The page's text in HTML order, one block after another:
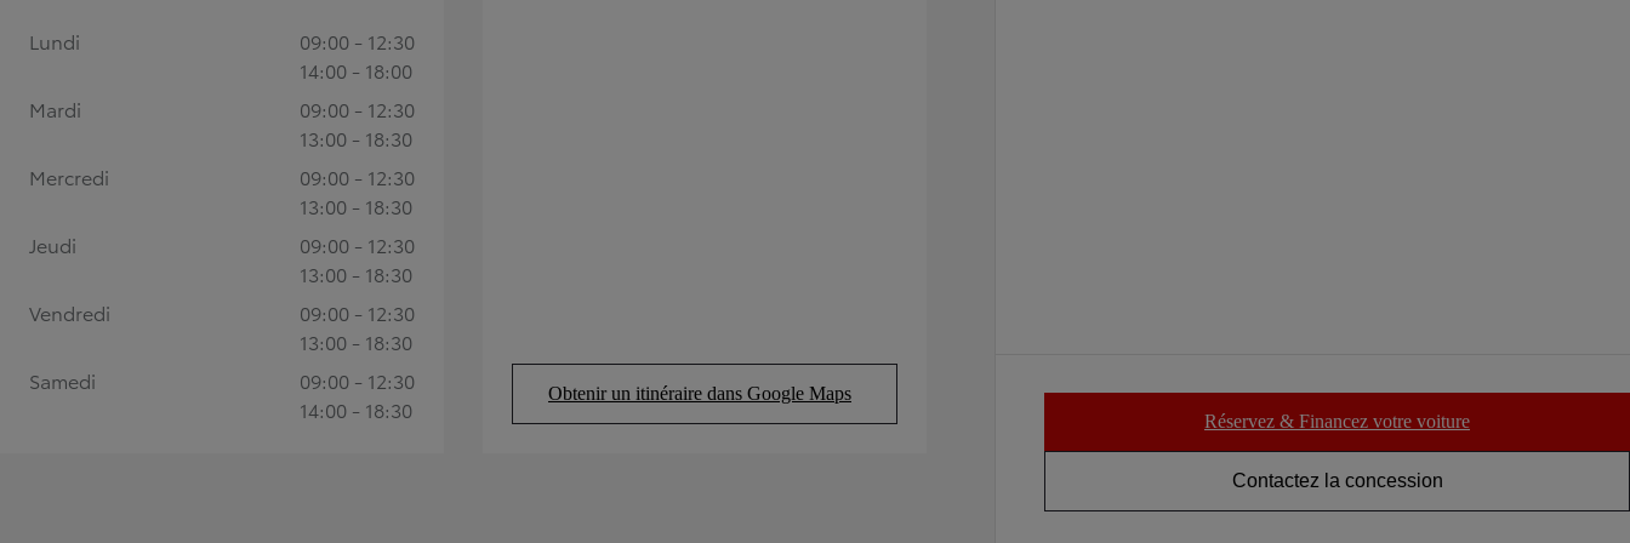
Land Cruiser
Réservez & Financez votre voiture
Contactez la concession
Obtenir un itinéraire dans Google Maps
(Opens in new tab)
Lundi
09:00 - 12:30
14:00 - 18:00
Mardi
09:00 - 12:30
13:00 - 18:30
Mercredi
09:00 - 12:30
13:00 - 18:30
Jeudi
09:00 - 12:30
13:00 - 18:30
Vendredi
09:00 - 12:30
13:00 - 18:30
Samedi
09:00 - 12:30
14:00 - 18:30